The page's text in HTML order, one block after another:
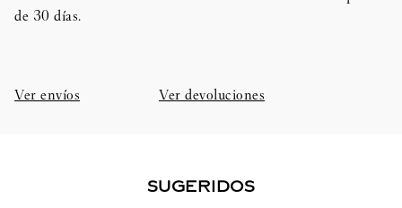
de 30 días.​
Ver envíos Ver devoluciones
SUGERIDOS